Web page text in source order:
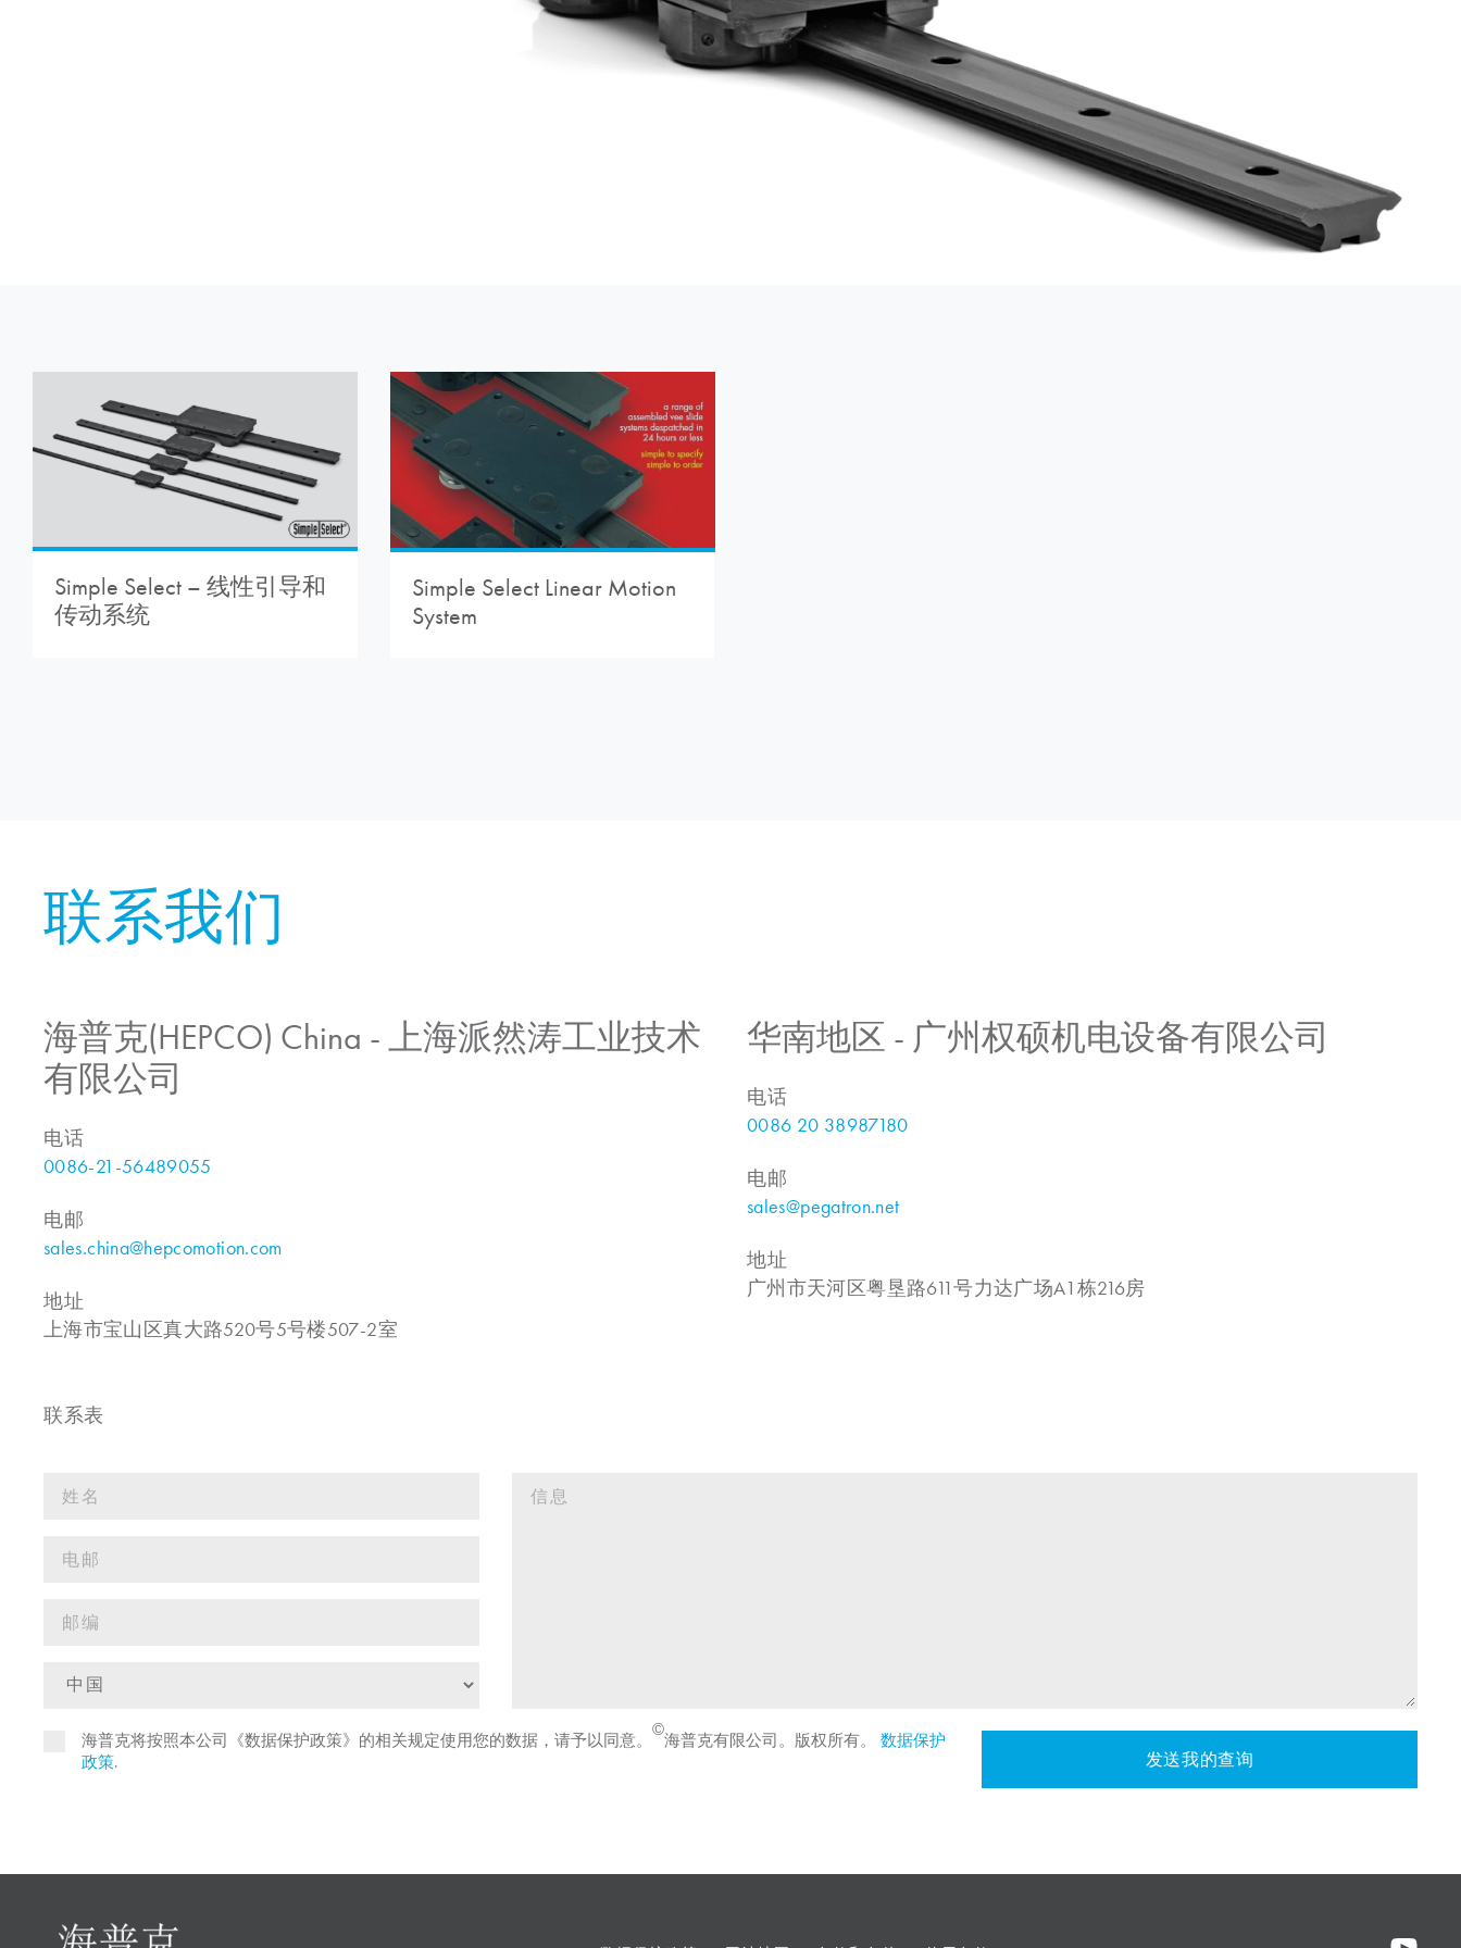
Simple Select – 线性引导和
传动系统
Simple Select Linear Motion
System
联系我们
海普克(HEPCO) China - 上海派然涛工业技术
有限公司
电话
0086-21-56489055
电邮
sales.china@hepcomotion.com
地址
上海市宝山区真大路520号5号楼507-2室
华南地区 - 广州权硕机电设备有限公司
电话
0086 20 38987180
电邮
sales@pegatron.net
地址
广州市天河区粤垦路611号力达广场A1栋216房
联系表
海普克将按照本公司《数据保护政策》的相关规定使用您的数据，请予以同意。
©
海普克有限公司。版权所有。 数据保护
政策. 发送我的查询